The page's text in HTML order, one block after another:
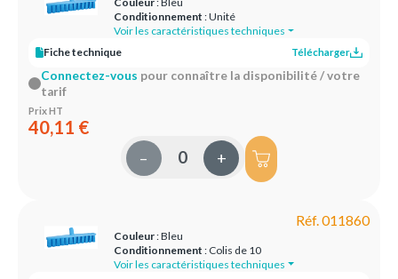
Conditionnement : Unité
Voir les caractéristiques techniques
Fiche technique
Télécharger
Connectez-vous pour connaître la disponibilité / votre
tarif
Prix HT
40,11 €
– +
Réf. 011860
Couleur: Bleu
Conditionnement : Colis de 10
Voir les caractéristiques techniques